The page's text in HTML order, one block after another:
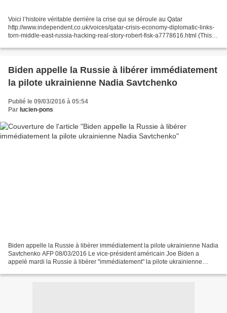
Voici l’histoire véritable derrière la crise qui se déroule au Qatar
http://www.independent.co.uk/voices/qatar-crisis-economy-diplomatic-links-
torn-middle-east-russia-hacking-real-story-robert-fisk-a7778616.html (This Is
Biden appelle la Russie à libérer immédiatement
la pilote ukrainienne Nadia Savtchenko
Publié le 09/03/2016 à 05:54
Par lucien-pons
Biden appelle la Russie à libérer immédiatement la pilote ukrainienne Nadia
Savtchenko AFP 08/03/2016 Le vice-président américain Joe Biden a
appelé mardi la Russie à libérer "immédiatement" la pilote ukrainienne